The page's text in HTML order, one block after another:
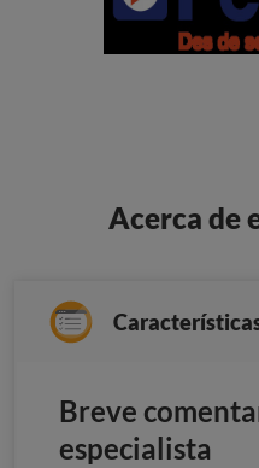
Acerca de
Breve
especialista